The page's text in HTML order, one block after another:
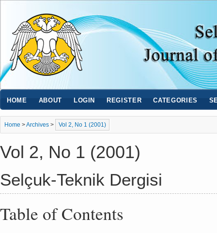
HOME ABOUT LOGIN REGISTER CATEGORIES
Home >Archives > Vol 2, No 1 (2001)
Vol 2, No 1 (2001)
Selçuk-Teknik Dergisi
Table of Contents